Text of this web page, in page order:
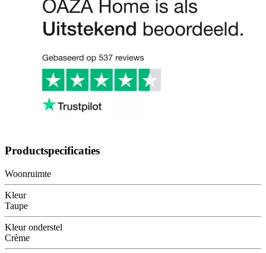
Productspecificaties
Woonruimte
Kleur
Taupe
Kleur onderstel
Crème